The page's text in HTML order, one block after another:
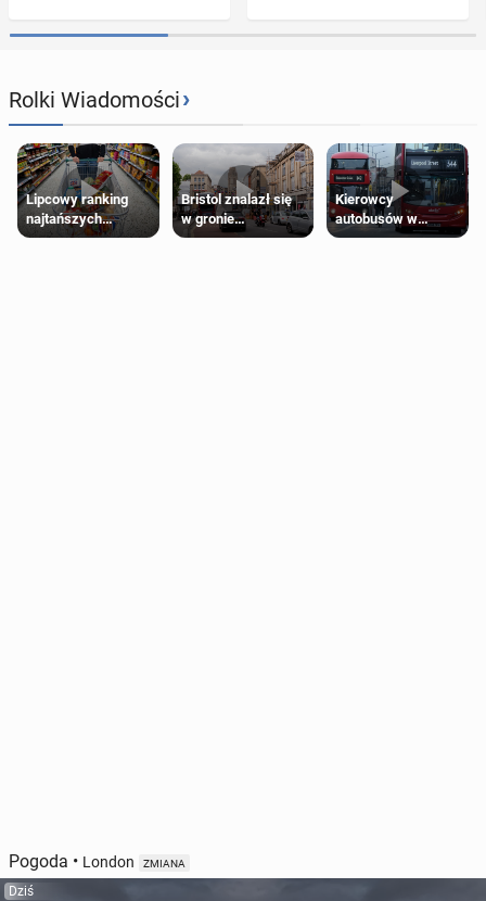
Rolki Wiadomości›
Lipcowy ranking
najtańszych
supermarketów
Bristol znalazł się
w gronie
najlepszych
Kierowcy
autobusów w
Londynie
Pogoda • London ZMIANA
Dziś